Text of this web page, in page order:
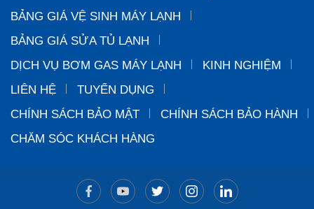
BẢNG GIÁ VỆ SINH MÁY LẠNH
BẢNG GIÁ SỬA TỦ LẠNH
DỊCH VỤ BƠM GAS MÁY LẠNH
KINH NGHIỆM
LIÊN HỆ
TUYỂN DỤNG
CHÍNH SÁCH BẢO MẬT
CHÍNH SÁCH BẢO HÀNH
CHĂM SÓC KHÁCH HÀNG